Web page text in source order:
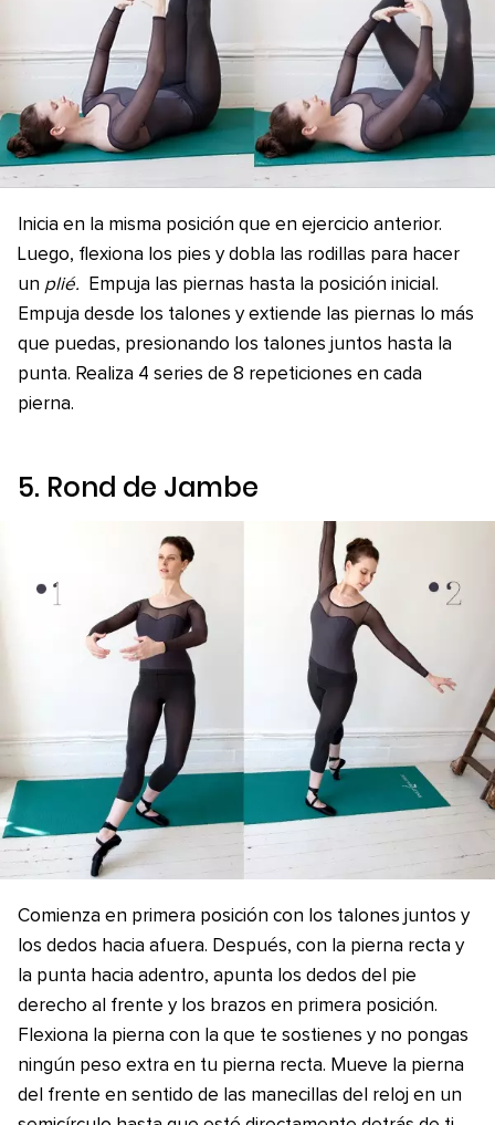
Inicia en la misma posición que en ejercicio anterior.
Luego, flexiona los pies y dobla las rodillas para hacer
un plié.
Empuja las piernas hasta la posición inicial.
Empuja desde los talones y extiende las piernas lo más
que puedas, presionando los talones juntos hasta la
punta. Realiza 4 series de 8 repeticiones en cada
pierna.
5. Rond de Jambe
Comienza en primera posición con los talones juntos y
los dedos hacia afuera. Después, con la pierna recta y
la punta hacia adentro, apunta los dedos del pie
derecho al frente y los brazos en primera posición.
Flexiona la pierna con la que te sostienes y no pongas
ningún peso extra en tu pierna recta. Mueve la pierna
del frente en sentido de las manecillas del reloj en un